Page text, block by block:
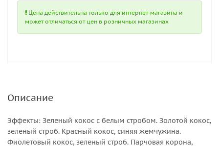
Цена действительна только для интернет-магазина и
может отличаться от цен в розничных магазинах
Описание
Эффекты: Зеленый кокос с белым стробом. Золотой кокос,
зеленый строб. Красный кокос, синяя жемчужина.
Фиолетовый кокос, зеленый строб. Парчовая корона,